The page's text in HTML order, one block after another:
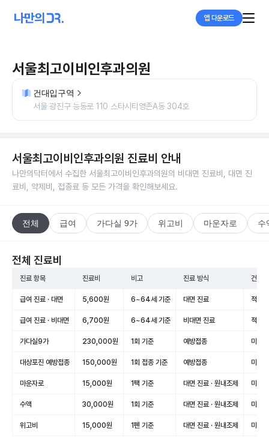
앱 다운로드
서울최고이비인후과의원
건대입구역
서울 광진구 능동로 110 스타시티영존A동 304호
서울최고이비인후과의원 진료비 안내
나만의닥터에서 수집한 서울최고이비인후과의원의 비대면 진료비, 대면 진
료비, 약제비, 접종료 등 모든 가격을 확인해보세요.
전체 급여 가다실 9가 위고비 마운자로 수
전체 진료비
진료 항목 진료비 비고 진료 방식 건강
급여 진료 · 대면 5,600원 6~64세 기준 대면 진료 적용(
급여 진료 · 비대면 6,700원 6~64세 기준 비대면 진료 적용(
가다실9가 230,000원 1회 기준 예방접종 미적
대상포진 예방접종 150,000원 1회 접종 기준 예방접종 미적
마운자로 15,000원 1팩 기준 대면 진료 · 원내조제 미적
수액 30,000원 1회 기준 대면 진료 · 원내조제 미적
위고비 15,000원 1펜 기준 대면 진료 · 원내조제 미적